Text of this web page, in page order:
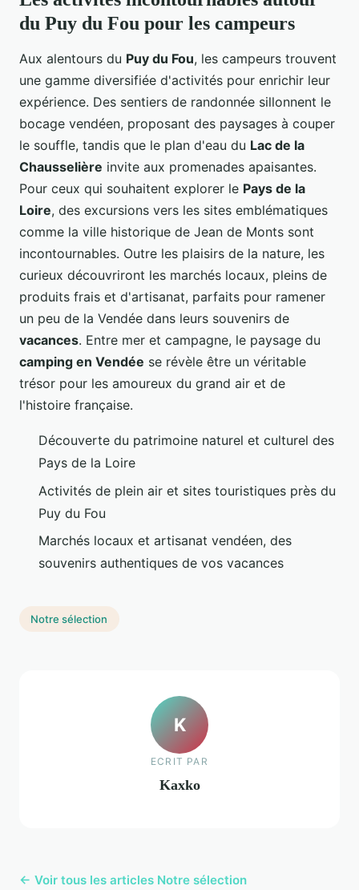
du Puy du Fou pour les campeurs
Aux alentours du Puy du Fou, les campeurs trouvent
une gamme diversifiée d'activités pour enrichir leur
expérience. Des sentiers de randonnée sillonnent le
bocage vendéen, proposant des paysages à couper
le souffle, tandis que le plan d'eau du Lac de la
Chausselière invite aux promenades apaisantes.
Pour ceux qui souhaitent explorer le Pays de la
Loire, des excursions vers les sites emblématiques
comme la ville historique de Jean de Monts sont
incontournables. Outre les plaisirs de la nature, les
curieux découvriront les marchés locaux, pleins de
produits frais et d'artisanat, parfaits pour ramener
un peu de la Vendée dans leurs souvenirs de
vacances. Entre mer et campagne, le paysage du
camping en Vendée se révèle être un véritable
trésor pour les amoureux du grand air et de
l'histoire française.
Découverte du patrimoine naturel et culturel des
Pays de la Loire
Activités de plein air et sites touristiques près du
Puy du Fou
Marchés locaux et artisanat vendéen, des
souvenirs authentiques de vos vacances
Notre sélection
K
ECRIT PAR
Kaxko
← Voir tous les articles Notre sélection